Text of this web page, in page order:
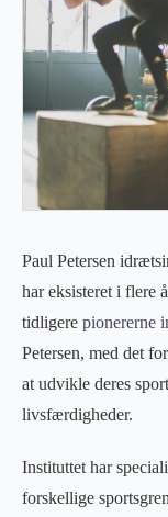
Paul Petersen
har eksisteret i flere
tidligere pionererne
Petersen, med det
at udvikle deres
livsfærdigheder.
Instituttet har
forskellige